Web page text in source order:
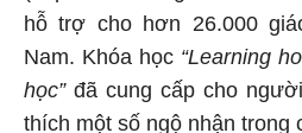
hỗ trợ cho hơn 26.000
Nam. Khóa học “Learning
học”đã cung cấp cho
thích một số ngộ nhận trong